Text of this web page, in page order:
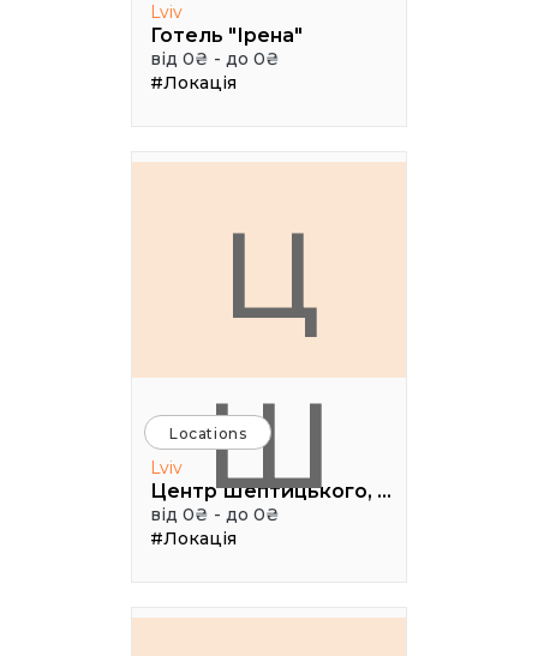
Lviv
Готель "Ірена"
від 0₴ - до 0₴
#Локація
Ц
Ш
Locations
Lviv
Центр Шептицького, 1 поверх, паркова аудиторія
від 0₴ - до 0₴
#Локація